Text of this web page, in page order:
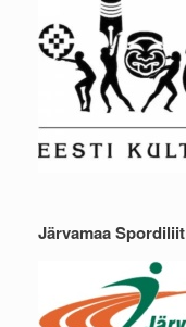
Järvamaa Spordiliit